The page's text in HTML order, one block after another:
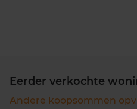
Eerder verkochte
Andere koopsommen